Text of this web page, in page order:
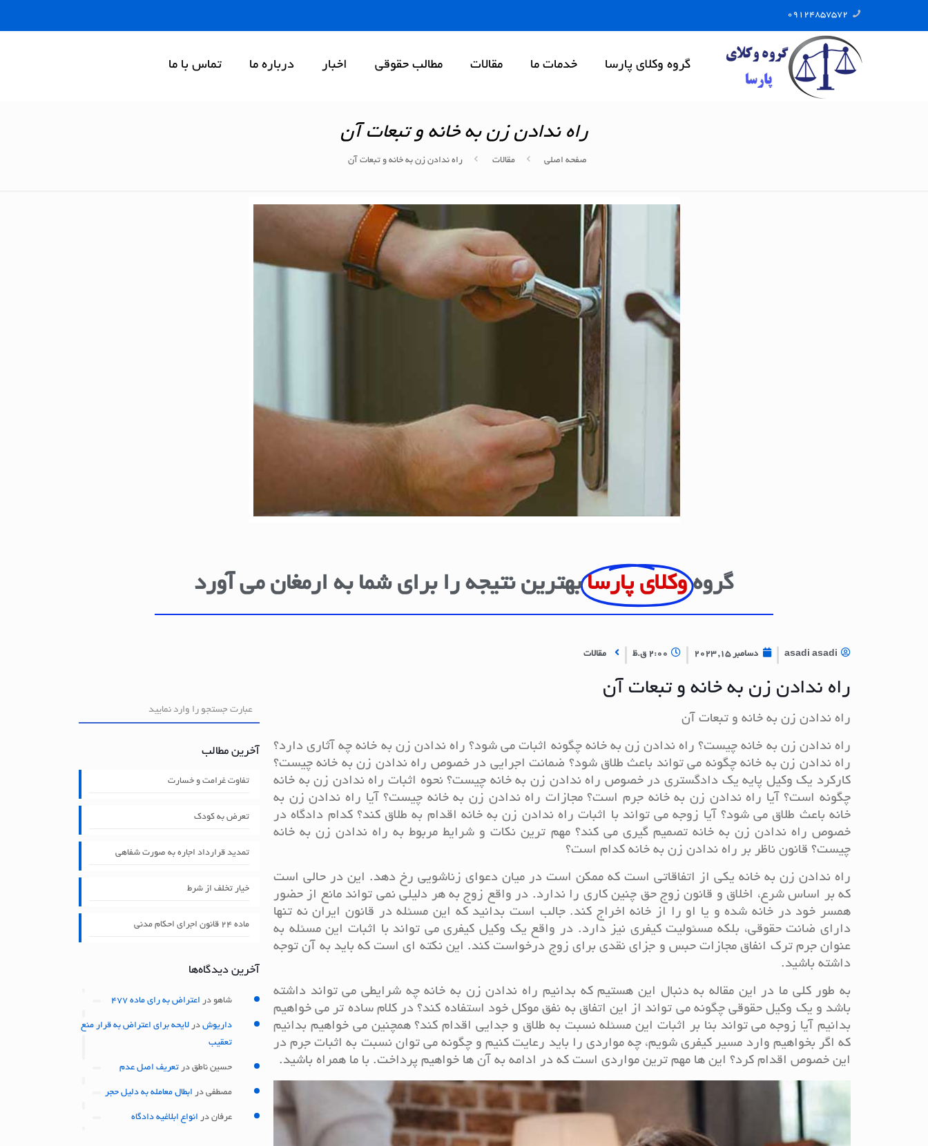
09124857572
گروه وکلای پارسا خدمات ما مقالات مطالب حقوقی اخبار درباره ما تماس با ما
راه ندادن زن به خانه و تبعات آن
صفحه اصلی مقالات راه ندادن زن به خانه و تبعات آن
گروه وکلای پارسا بهترین نتیجه را برای شما به ارمغان می آورد
asadi asadi دسامبر 15, 2023 2:00 ق.ظ مقالات
راه ندادن زن به خانه و تبعات آن
راه ندادن زن به خانه و تبعات آن
راه ندادن زن به خانه چیست؟ راه ندادن زن به خانه چگونه اثبات می شود؟ راه ندادن زن به خانه چه آثاری دارد؟
راه ندادن زن به خانه چگونه می تواند باعث طلاق شود؟ ضمانت اجرایی در خصوص راه ندادن زن به خانه چیست؟
کارکرد یک وکیل پایه یک دادگستری در خصوص راه ندادن زن به خانه چیست؟ نحوه اثبات راه ندادن زن به خانه
چگونه است؟ آیا راه ندادن زن به خانه جرم است؟ مجازات راه ندادن زن به خانه چیست؟ آیا راه ندادن زن به
خانه باعث طلاق می شود؟ آیا زوجه می تواند با اثبات راه ندادن زن به خانه اقدام به طلاق کند؟ کدام دادگاه در
خصوص راه ندادن زن به خانه تصمیم گیری می کند؟ مهم ترین نکات و شرایط مربوط به راه ندادن زن به خانه
چیست؟ قانون ناظر بر راه ندادن زن به خانه کدام است؟
راه ندادن زن به خانه یکی از اتفاقاتی است که ممکن است در میان دعوای زناشویی رخ دهد. این در حالی است
که بر اساس شرع، اخلاق و قانون زوج حق چنین کاری را ندارد. در واقع زوج به هر دلیلی نمی تواند مانع از حضور
همسر خود در خانه شده و یا او را از خانه اخراج کند. جالب است بدانید که این مسئله در قانون ایران نه تنها
دارای ضانت حقوقی، بلکه مسئولیت کیفری نیز دارد. در واقع یک وکیل کیفری می تواند با اثبات این مسئله به
عنوان جرم ترک انفاق مجازات حبس و جزای نقدی برای زوج درخواست کند. این نکته ای است که باید به آن توجه
داشته باشید.
به طور کلی ما در این مقاله به دنبال این هستیم که بدانیم راه ندادن زن به خانه چه شرایطی می تواند داشته
باشد و یک وکیل حقوقی چگونه می تواند از این اتفاق به نفق موکل خود استفاده کند؟ در کلام ساده تر می خواهیم
بدانیم آیا زوجه می تواند بنا بر اثبات این مسئله نسبت به طلاق و جدایی اقدام کند؟ همچنین می خواهیم بدانیم
که اگر بخواهیم وارد مسیر کیفری شویم، چه مواردی را باید رعایت کنیم و چگونه می توان نسبت به اثبات جرم در
این خصوص اقدام کرد؟ این ها مهم ترین مواردی است که در ادامه به آن ها خواهیم پرداخت. با ما همراه باشید.
آخرین مطالب
تفاوت غرامت و خسارت
تعرض به کودک
تمدید قرارداد اجاره به صورت شفاهی
خیار تخلف از شرط
ماده ۲۴ قانون اجرای احکام مدنی
آخرین دیدگاه‌ها
شاهو در اعتراض به رای ماده 477
داریوشدر لایحه برای اعتراض به قرار منع
تعقیب
حسین ناطقدر تعریف اصل عدم
مصطفیدر ابطال معامله به دلیل حجر
عرفاندر انواع ابلاغیه دادگاه